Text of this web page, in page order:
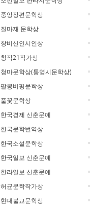
중앙장편문학상
질마재 문학상
창비신인시인상
창작21작가상
청마문학상(통영시문학상)
팔봉비평문학상
풀꽃문학상
한국경제 신춘문예
한국문학번역상
한국소설문학상
한국일보 신춘문예
한라일보 신춘문예
허균문학작가상
현대불교문학상